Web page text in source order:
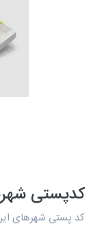
کدپستی
کد پستی شهرهای